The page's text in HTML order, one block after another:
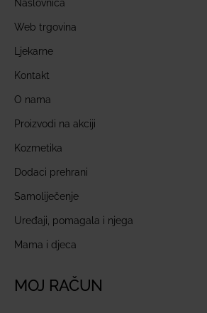
Naslovnica
Web trgovina
Ljekarne
Kontakt
O nama
Proizvodi na akciji
Kozmetika
Dodaci prehrani
Samoliječenje
Uređaji, pomagala i njega
Mama i djeca
MOJ RAČUN